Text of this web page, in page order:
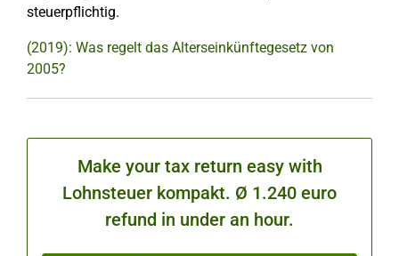
steuerpflichtig.
(2019): Was regelt das Alterseinkünftegesetz von
2005?
Make your tax return easy with
Lohnsteuer kompakt. Ø 1.240 euro
refund in under an hour.